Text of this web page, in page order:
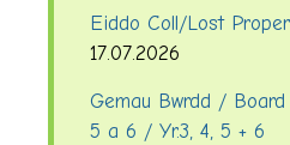
Eiddo Coll/Lost
17.07.2026
Gemau Bwrdd /
5 a 6 / Yr.3, 4, 5 + 6